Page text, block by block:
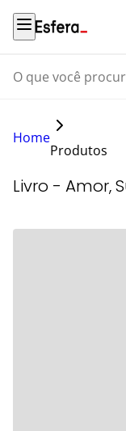
O que você procura?
Home
Produtos
Livro - Amor,